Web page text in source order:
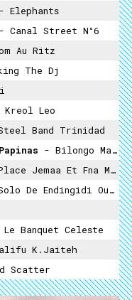
- Elephants
- Canal Street N°6
Au Ritz
The Dj
Leo
Band Trinidad
- Bilongo Mato A Merced
Jemaa Et Fna Marrakech
De Endingidi Ouganda
Banquet Celeste
K.Jaiteh
Scatter